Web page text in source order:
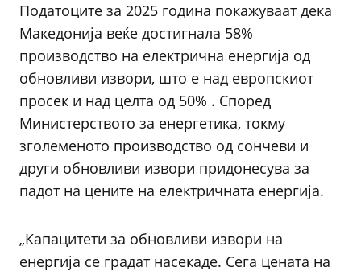
Податоците за 2025 година покажуваат дека
Македонија веќе достигнала 58%
производство на електрична енергија од
обновливи извори, што е над европскиот
просек и над целта од 50% . Според
Министерството за енергетика, токму
зголеменото производство од сончеви и
други обновливи извори придонесува за
падот на цените на електричната енергија.
„Капацитети за обновливи извори на
енергија се градат насекаде. Сега цената на